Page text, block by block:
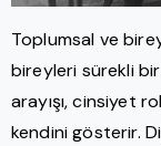
Toplumsal ve
bireyleri sürekli
arayışı, cinsiyet
kendini gösterir.